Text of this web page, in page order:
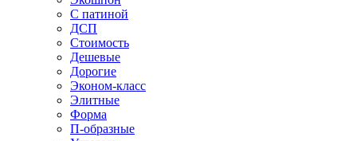
С патиной
ДСП
Стоимость
Дешевые
Дорогие
Эконом-класс
Элитные
Форма
П-образные